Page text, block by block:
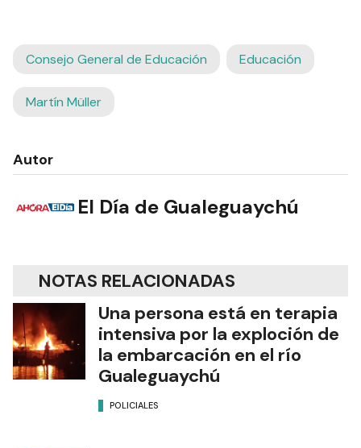
Consejo General de Educación Educación
Martín Müller
Autor
El Día de Gualeguaychú
NOTAS RELACIONADAS
Una persona está en terapia
intensiva por la exploción de
la embarcación en el río
Gualeguaychú
POLICIALES